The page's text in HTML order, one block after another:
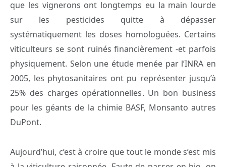
que les vignerons ont longtemps eu la main lourde
sur les pesticides quitte à dépasser
systématiquement les doses homologuées. Certains
viticulteurs se sont ruinés financièrement -et parfois
physiquement. Selon une étude menée par l’INRA en
2005, les phytosanitaires ont pu représenter jusqu’à
25% des charges opérationnelles. Un bon business
pour les géants de la chimie BASF, Monsanto autres
DuPont.
Aujourd’hui, c’est à croire que tout le monde s’est mis